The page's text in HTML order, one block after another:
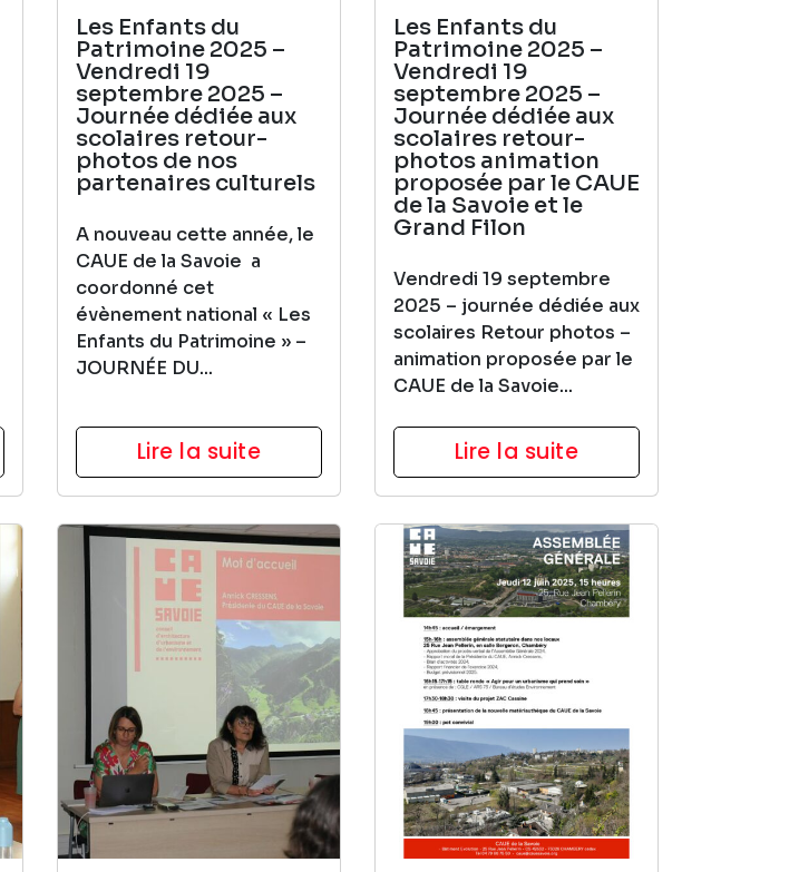
Les Enfants du
Patrimoine 2025 –
Vendredi 19
septembre 2025 –
Journée dédiée aux
scolaires retour-
photos de nos
partenaires culturels
A nouveau cette année, le
CAUE de la Savoie a
coordonné cet
évènement national « Les
Enfants du Patrimoine » –
JOURNÉE DU...
Lire la suite
Les Enfants du
Patrimoine 2025 –
Vendredi 19
septembre 2025 –
Journée dédiée aux
scolaires retour-
photos animation
proposée par le CAUE
de la Savoie et le
Grand Filon
Vendredi 19 septembre
2025 – journée dédiée aux
scolaires Retour photos –
animation proposée par le
CAUE de la Savoie...
Lire la suite